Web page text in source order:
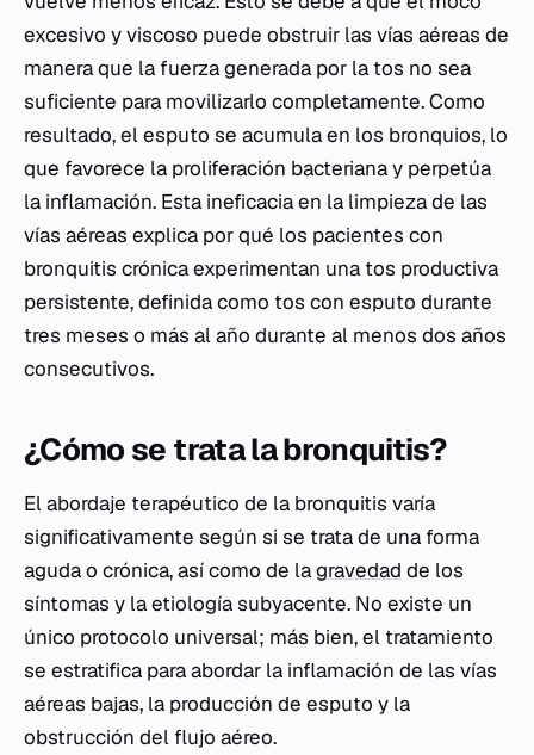
excesivo y viscoso puede obstruir las vías aéreas de
manera que la fuerza generada por la tos no sea
suficiente para movilizarlo completamente. Como
resultado, el esputo se acumula en los bronquios, lo
que favorece la proliferación bacteriana y perpetúa
la inflamación. Esta ineficacia en la limpieza de las
vías aéreas explica por qué los pacientes con
bronquitis crónica experimentan una tos productiva
persistente, definida como tos con esputo durante
tres meses o más al año durante al menos dos años
consecutivos.
¿Cómo se trata la bronquitis?
El abordaje terapéutico de la bronquitis varía
significativamente según si se trata de una forma
aguda o crónica, así como de lagravedad de los
síntomas y la etiología subyacente. No existe un
único protocolo universal; más bien, el tratamiento
se estratifica para abordar la inflamación de las vías
aéreas bajas, la producción de esputo y la
obstrucción del flujo aéreo.